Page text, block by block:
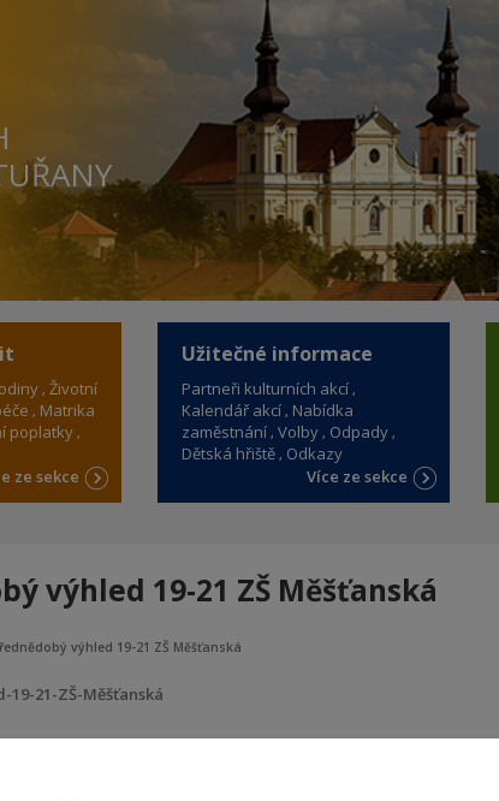
Životní
Matrika
poplatky
ze sekce
Užitečné informace
Partneři kulturních akcí
Kalendář akcí Nabídka
zaměstnání Volby Odpady
Dětská hřiště Odkazy
Více ze sekce
výhled 19-21 ZŠ Měšťanská
výhled 19-21 ZŠ Měšťanská
21-ZŠ-Měšťanská